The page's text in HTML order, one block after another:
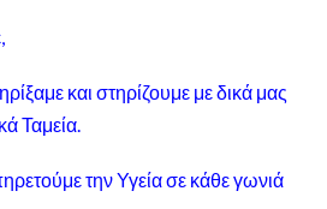
και στηρίζουμε με δικά μας
Ταμεία.
την Υγεία σε κάθε γωνιά